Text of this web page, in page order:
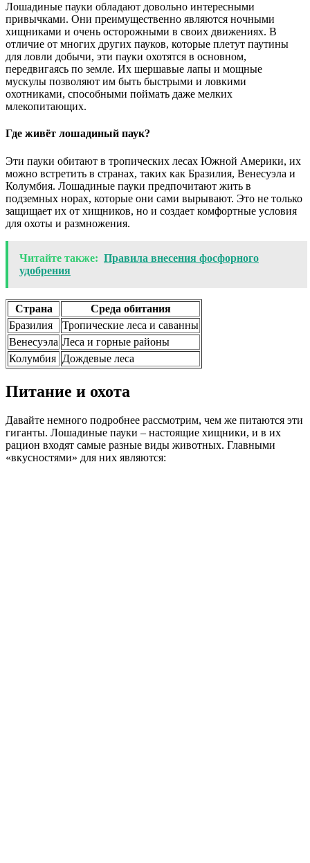
Лошадиные пауки обладают довольно интересными
привычками. Они преимущественно являются ночными
хищниками и очень осторожными в своих движениях. В
отличие от многих других пауков, которые плетут паутины
для ловли добычи, эти пауки охотятся в основном,
передвигаясь по земле. Их шершавые лапы и мощные
мускулы позволяют им быть быстрыми и ловкими
охотниками, способными поймать даже мелких
млекопитающих.
Где живёт лошадиный паук?
Эти пауки обитают в тропических лесах Южной Америки, их
можно встретить в странах, таких как Бразилия, Венесуэла и
Колумбия. Лошадиные пауки предпочитают жить в
подземных норах, которые они сами вырывают. Это не только
защищает их от хищников, но и создает комфортные условия
для охоты и размножения.
Читайте также: Правила внесения фосфорного
удобрения
Страна
Среда обитания
Бразилия
Тропические леса и саванны
Венесуэла Леса и горные районы
Колумбия Дождевые леса
Питание и охота
Давайте немного подробнее рассмотрим, чем же питаются эти
гиганты. Лошадиные пауки – настоящие хищники, и в их
рацион входят самые разные виды животных. Главными
«вкусностями» для них являются: